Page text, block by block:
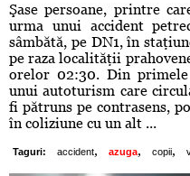
Şase persoane, printre
urma unui accident
sâmbătă, pe DN1, în
pe raza localităţii
orelor 02:30. Din
unui autoturism care
fi pătruns pe contrasens,
în coliziune cu un alt ...
Taguri: accident, azuga, copii,